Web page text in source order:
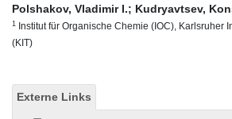
Polshakov, Vladimir I.; Kudryavtsev,
1 Institut für Organische Chemie (IOC), Karlsruher
(KIT)
Externe Links